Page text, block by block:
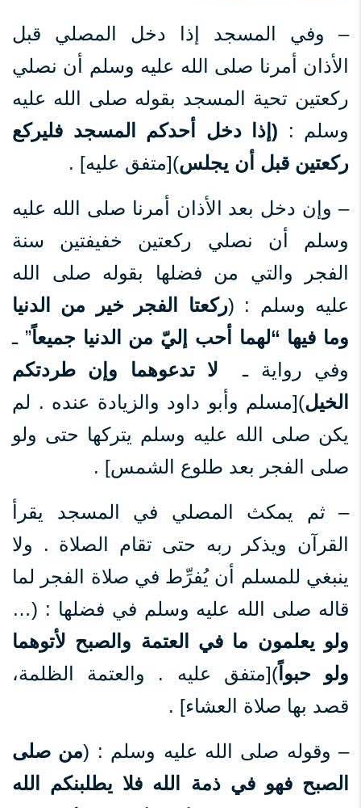
– وفي المسجد إذا دخل المصلي قبل
الأذان أمرنا صلى الله عليه وسلم أن نصلي
ركعتين تحية المسجد بقوله صلى الله عليه
وسلم : (إذا دخل أحدكم المسجد فليركع
ركعتين قبل أن يجلس)[متفق عليه] .
– وإن دخل بعد الأذان أمرنا صلى الله عليه
وسلم أن نصلي ركعتين خفيفتين سنة
الفجر والتي من فضلها بقوله صلى الله
عليه وسلم : (ركعتا الفجر خير من الدنيا
وما فيها “لهما أحب إليّ من الدنيا جميعاً” ـ
وفي رواية ـ
لا تدعوهما وإن طردتكم
الخيل)[مسلم وأبو داود والزيادة عنده . لم
يكن صلى الله عليه وسلم يتركها حتى ولو
صلى الفجر بعد طلوع الشمس] .
– ثم يمكث المصلي في المسجد يقرأ
القرآن ويذكر ربه حتى تقام الصلاة . ولا
ينبغي للمسلم أن يُفرِّط في صلاة الفجر لما
قاله صلى الله عليه وسلم في فضلها : (…
ولو يعلمون ما في العتمة والصبح لأتوهما
ولو حبواً)[متفق عليه . والعتمة الظلمة،
قصد بها صلاة العشاء] .
– وقوله صلى الله عليه وسلم : (من صلى
الصبح فهو في ذمة الله فلا يطلبنكم الله